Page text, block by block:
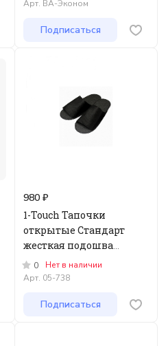
Арт. ВА-Эконом
Подписаться
980 ₽
1-Touch Тапочки
открытые Стандарт
жесткая подошва
Пенопропилен Черный
25 пар/поштучно"М"
0
Нет в наличии
Арт. 05-738
Подписаться